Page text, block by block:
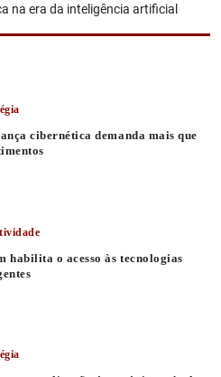
na era da inteligência artificial
cibernética demanda mais que
habilita o acesso às tecnologias